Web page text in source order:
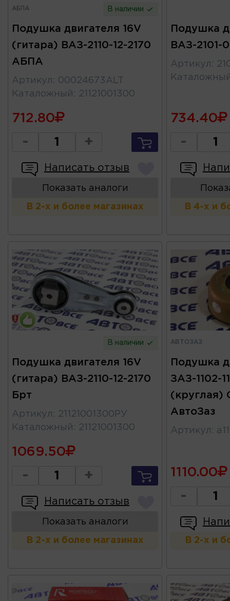
АБПА В наличии
Подушка двигателя 16V
(гитара) ВАЗ-2110-12-2170
АБПА
Артикул : 00024673ALT
Каталожный : 21121001300
712.80
- +
Написать отзыв
Показать аналоги
В 2-х и более магазинах
Подушка
ВАЗ-2101-
Артикул :
734.40
-
В 4-х и
В наличии
Подушка двигателя 16V
(гитара) ВАЗ-2110-12-2170
Брт
Артикул : 21121001300РУ
Каталожный : 21121001300
1069.50
- +
Написать отзыв
Показать аналоги
В 2-х и более магазинах
АВТОЗАЗ
Подушка
ЗАЗ-1102-
АвтоЗаз
Артикул :
1110.00
-
В 2-х и